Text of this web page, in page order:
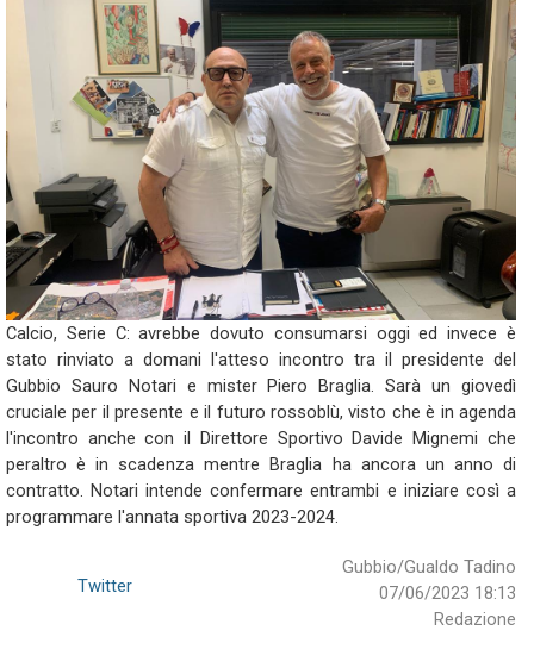
Calcio, Serie C: avrebbe dovuto consumarsi oggi ed invece è
stato rinviato a domani l'atteso incontro tra il presidente del
Gubbio Sauro Notari e mister Piero Braglia. Sarà un giovedì
cruciale per il presente e il futuro rossoblù, visto che è in agenda
l'incontro anche con il Direttore Sportivo Davide Mignemi che
peraltro è in scadenza mentre Braglia ha ancora un anno di
contratto. Notari intende confermare entrambi e iniziare così a
programmare l'annata sportiva 2023-2024.
Gubbio/Gualdo Tadino
07/06/2023 18:13
Redazione
Twitter